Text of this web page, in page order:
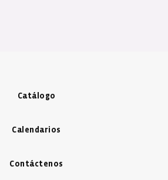
Catálogo
Calendarios
Contáctenos